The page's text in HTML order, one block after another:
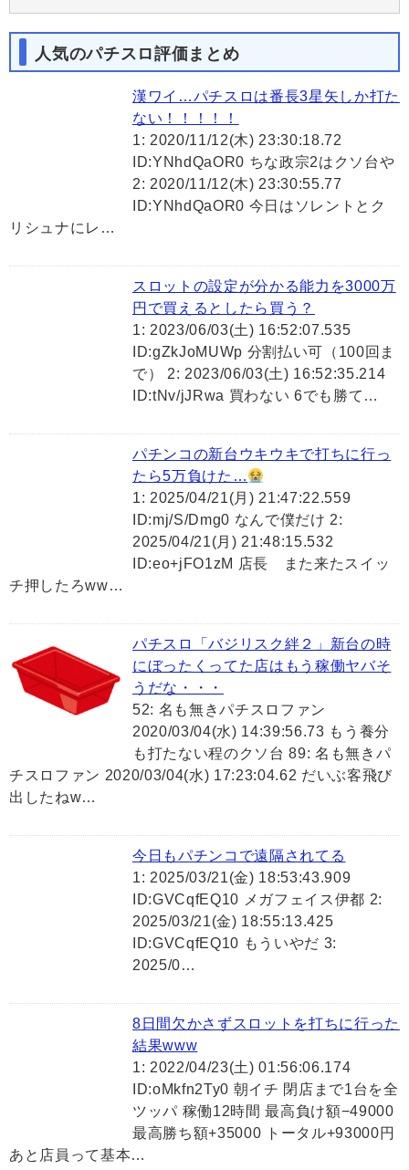
人気のパチスロ評価まとめ
漢ワイ…パチスロは番長3星矢しか打た
ない！！！！！
1: 2020/11/12(木) 23:30:18.72
ID:YNhdQaOR0 ちな政宗2はクソ台や
2: 2020/11/12(木) 23:30:55.77
ID:YNhdQaOR0 今日はソレントとク
リシュナにレ…
スロットの設定が分かる能力を3000万
円で買えるとしたら買う？
1: 2023/06/03(土) 16:52:07.535
ID:gZkJoMUWp 分割払い可（100回ま
で） 2: 2023/06/03(土) 16:52:35.214
ID:tNv/jJRwa 買わない 6でも勝て…
パチンコの新台ウキウキで打ちに行っ
たら5万負けた…
1: 2025/04/21(月) 21:47:22.559
ID:mj/S/Dmg0 なんで僕だけ 2:
2025/04/21(月) 21:48:15.532
ID:eo+jFO1zM 店長 また来たスイッ
チ押したろww…
パチスロ「バジリスク絆２」新台の時
にぼったくってた店はもう稼働ヤバそ
うだな・・・
52: 名も無きパチスロファン
2020/03/04(水) 14:39:56.73 もう養分
も打たない程のクソ台 89: 名も無きパ
チスロファン 2020/03/04(水) 17:23:04.62 だいぶ客飛び
出したねw…
今日もパチンコで遠隔されてる
1: 2025/03/21(金) 18:53:43.909
ID:GVCqfEQ10 メガフェイス伊都 2:
2025/03/21(金) 18:55:13.425
ID:GVCqfEQ10 もういやだ 3:
2025/0…
8日間欠かさずスロットを打ちに行った
結果www
1: 2022/04/23(土) 01:56:06.174
ID:oMkfn2Ty0 朝イチ 閉店まで1台を全
ツッパ 稼働12時間 最高負け額−49000
最高勝ち額+35000 トータル+93000円
あと店員って基本…